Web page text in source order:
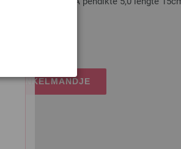
WINKELMANDJE